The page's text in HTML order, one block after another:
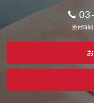
受付時